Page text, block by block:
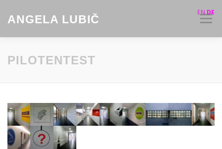
Inhalt
springen
ANGELA LUBIČ Menü
AKTUELLES INSTALLATIONEN
VIDEOS VITA
PILOTENTEST
ENDE